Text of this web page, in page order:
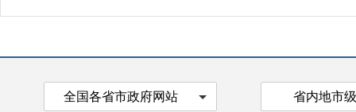
全国各省市政府网站 省内地市